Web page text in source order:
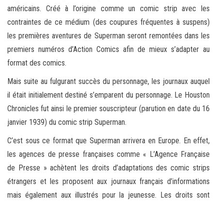
américains. Créé à l’origine comme un comic strip avec les
contraintes de ce médium (des coupures fréquentes à suspens)
les premières aventures de Superman seront remontées dans les
premiers numéros d’Action Comics afin de mieux s’adapter au
format des comics.
Mais suite au fulgurant succès du personnage, les journaux auquel
il était initialement destiné s’emparent du personnage. Le Houston
Chronicles fut ainsi le premier souscripteur (parution en date du 16
janvier 1939) du comic strip Superman.
C’est sous ce format que Superman arrivera en Europe. En effet,
les agences de presse françaises comme « L’Agence Française
de Presse » achètent les droits d’adaptations des comic strips
étrangers et les proposent aux journaux français d’informations
mais également aux illustrés pour la jeunesse. Les droits sont